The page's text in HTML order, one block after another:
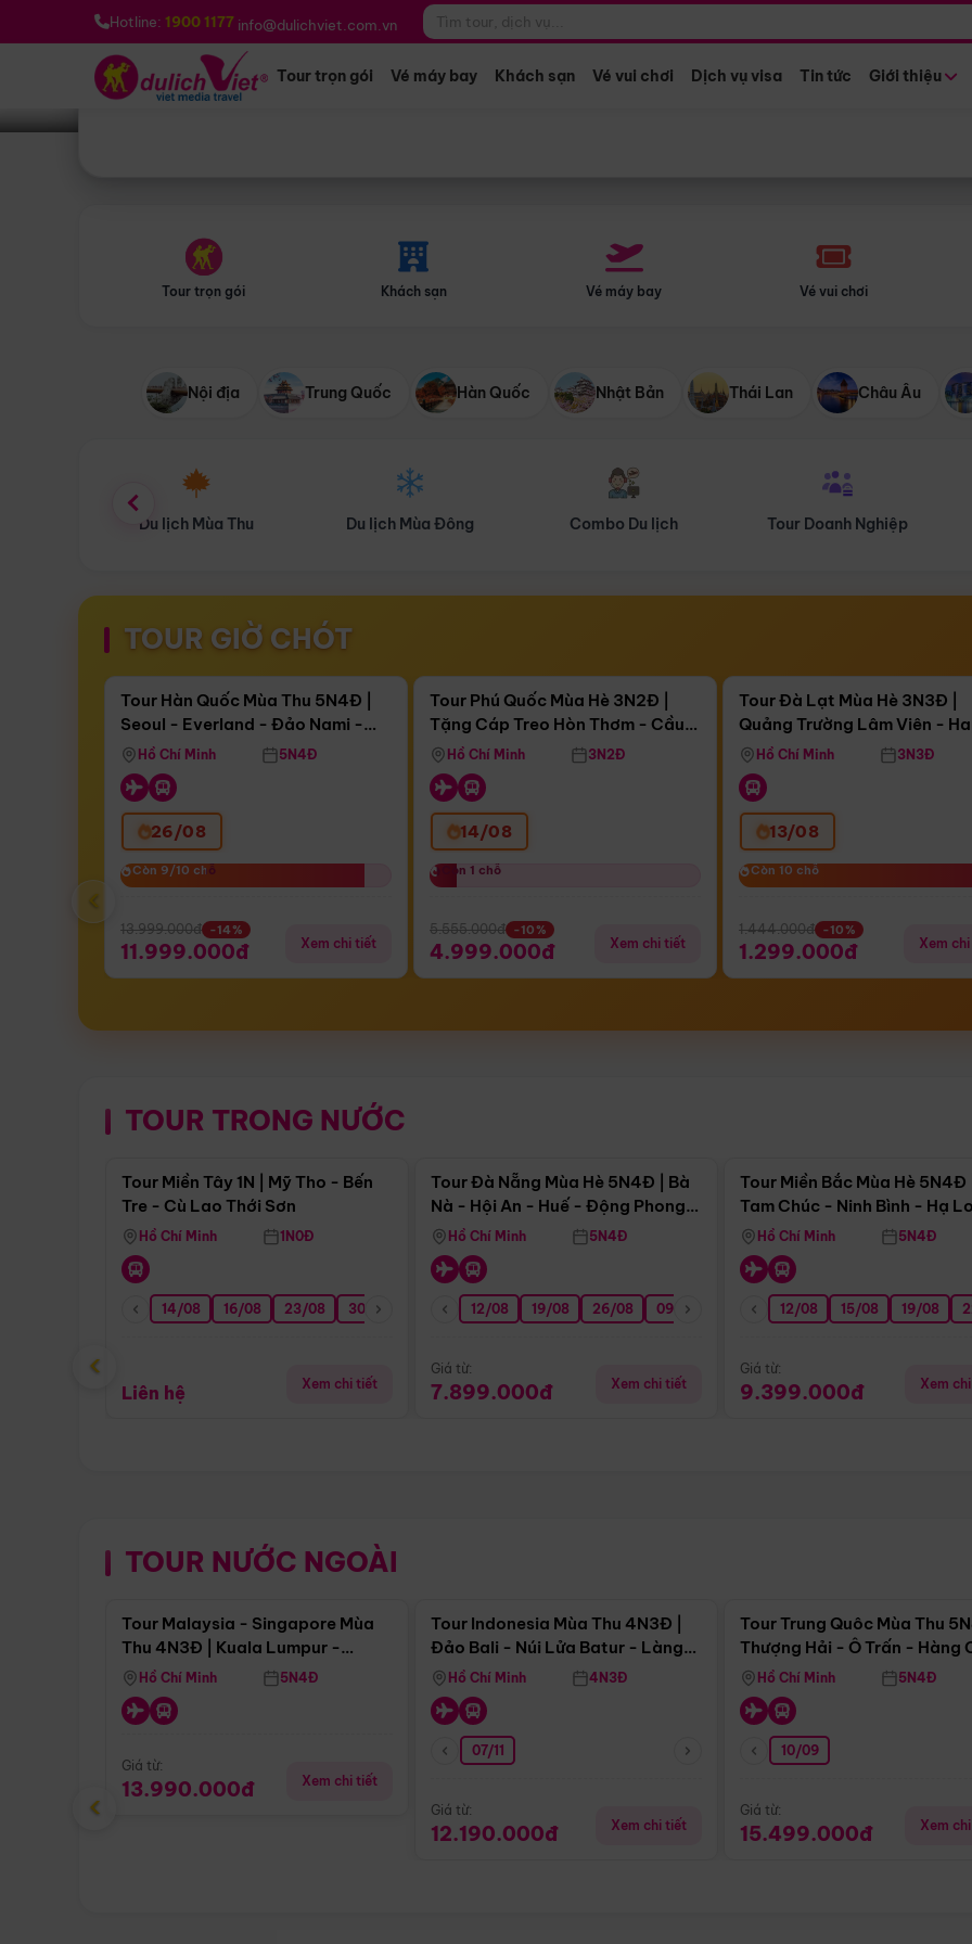
Hotline: 1900 1177 info@dulichviet.com.vn
Tour trọn gói Vé máy bay Khách sạn Vé vui chơi Dịch vụ visa Tin tức Giới thiệu
Bạn muốn đi đâu? *
Tour trọn gói Khách sạn Vé máy bay Vé vui chơi
Nội địa Trung Quốc Hàn Quốc Nhật Bản Thái Lan Châu Âu
Du lịch Mùa Đông Combo Du lịch Tour Doanh Nghiệp Du lịch Hành Hương
TOUR GIỜ CHÓT
Còn17 ngày 04:31:35
Bay Sun Phuquoc Airways
Điểm nổi bật
Tour Hàn Quốc Mùa Thu 5N4Đ |
Seoul - Everland - Đảo Nami -
Tháp Namsan (Bay Sun Phuquoc
Airways)
Hồ Chí Minh 5N4Đ
26/08
Còn 9/10 chỗ
Còn 9/10 chỗ
13.999.000đ -14%
11.999.000đ Xem chi tiết
Còn05 ngày 04:31:35
Tặng Cáp Treo Hòn Thơm
Tour Phú Quốc Mùa Hè 3N2Đ |
Tặng Cáp Treo Hòn Thơm - Cầu
Hôn - Công Viên Nước Aquatopia
Hồ Chí Minh 3N2Đ
14/08
Còn 1 chỗ
Còn 1 chỗ
5.555.000đ -10%
4.999.000đ Xem chi tiết
Còn04 ngày 04:31:35
Tour Đà Lạt Mùa Hè 3N3Đ |
Quảng Trường Lâm Viên -
Hill - Puppy Farm
Hồ Chí Minh 3N3Đ
13/08
Còn 10 chỗ
Còn 10 chỗ
1.444.000đ -10%
1.299.000đ Xem
‹
TOUR TRONG NƯỚC
Điểm nổi bật
Tour Miền Tây 1N | Mỹ Tho - Bến
Tre - Cù Lao Thới Sơn
Hồ Chí Minh 1N0Đ
14/08 16/08 23/08 30/08 06/09 13/09 20/09 27/09
Liên hệ Xem chi tiết
Tour Đà Nẵng Mùa Hè 5N4Đ | Bà
Nà - Hội An - Huế - Động Phong
NhaHồ Chí Minh 5N4Đ
12/08 19/08 26/08 09/09 16/09 23/09 30/09 07/10
Giá từ:
7.899.000đ Xem chi tiết
Tour Miền Bắc Mùa Hè 5N4Đ |
Tam Chúc - Ninh Bình - Hạ
Hồ Chí Minh 5N4Đ
12/08 15/08 19/08
Giá từ:
9.399.000đ Xem
‹
TOUR NƯỚC NGOÀI
Điểm nổi bật
Tour Malaysia - Singapore Mùa
Thu 4N3Đ | Kuala Lumpur -
Malacca - Johor Baru -
Singapore
Hồ Chí Minh 5N4Đ
Giá từ:
13.990.000đ Xem chi tiết
Tour Indonesia Mùa Thu 4N3Đ |
Đảo Bali - Núi Lửa Batur - Làng
Penglipuran
Hồ Chí Minh 4N3Đ
07/11
Giá từ:
12.190.000đ Xem chi tiết
Tour Trung Quôc Mùa Thu
Thượng Hải - Ô Trấn - Hàng
(Tour Không Shopping)
Hồ Chí Minh 5N4Đ
10/09
Giá từ:
15.499.000đ Xem
‹